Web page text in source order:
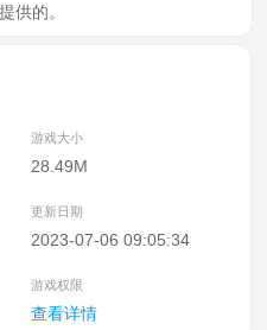
供的。
游戏大小
28.49M
更新日期
2023-07-06 09:05:34
游戏权限
查看详情